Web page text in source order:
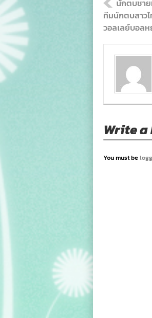
นักตบชาย
ทีมนักตบสาว
วอลเลย์บอล
Write
You must be